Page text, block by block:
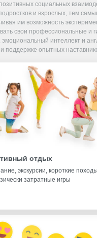
экскурсии, короткие
затратные игры
отдых
социальных
и взрослых, тем
им возможность
свои профессиональные и
эмоциональный интеллект и
поддержке опытных